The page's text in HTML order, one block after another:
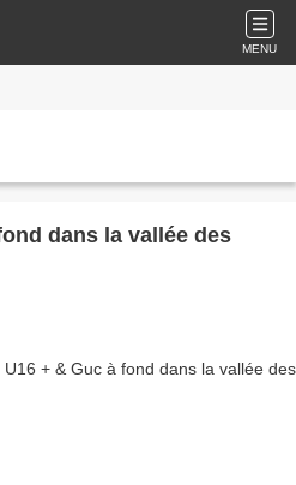
MENU
dans la vallée des